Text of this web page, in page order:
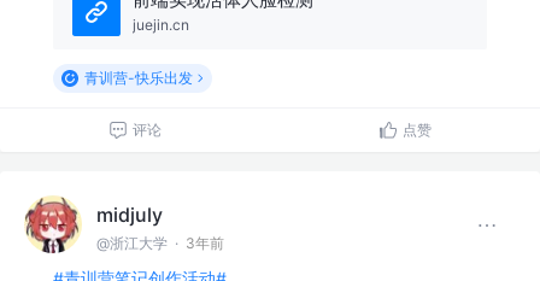
juejin.cn
青训营-快乐出发
评论 点赞
midjuly
@浙江大学 · 3年前